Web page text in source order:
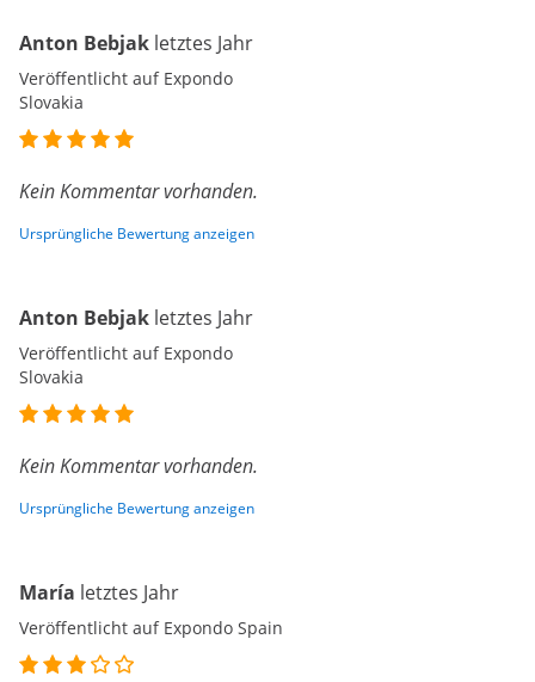
Anton Bebjak letztes Jahr
Veröffentlicht auf Expondo
Slovakia
Kein Kommentar vorhanden.
Ursprüngliche Bewertung anzeigen
Anton Bebjak letztes Jahr
Veröffentlicht auf Expondo
Slovakia
Kein Kommentar vorhanden.
Ursprüngliche Bewertung anzeigen
María letztes Jahr
Veröffentlicht auf Expondo Spain